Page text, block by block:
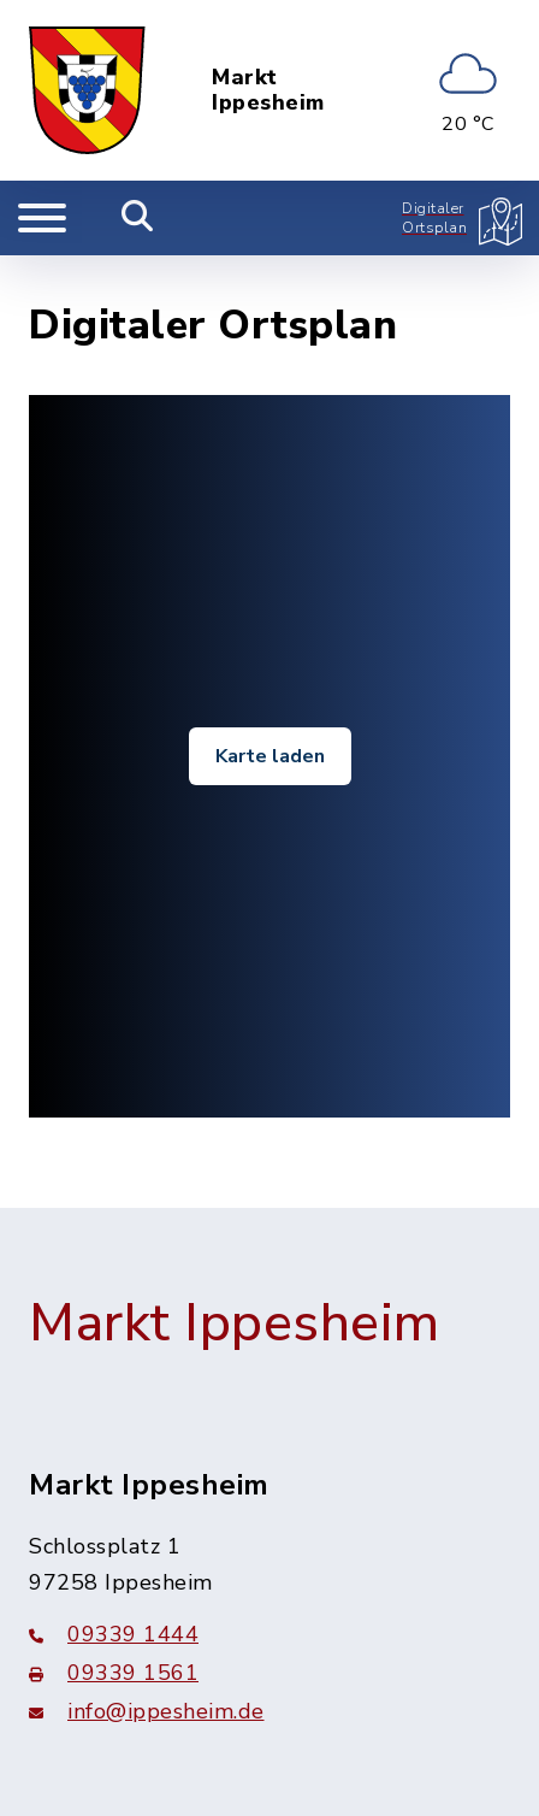
Markt
Ippesheim
20 °C
Digitaler
Ortsplan
Digitaler Ortsplan
Karte laden
Markt Ippesheim
Markt Ippesheim
Schlossplatz 1
97258 Ippesheim
09339 1444
09339 1561
info@ippesheim.de